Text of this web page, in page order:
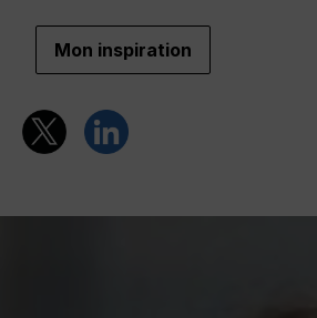
Mon inspiration